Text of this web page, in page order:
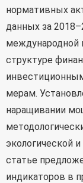
нормативных
данных за
международной
структуре
мерам.
наращивании
экологической
статье
индикаторов в